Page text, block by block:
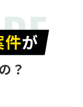
頼地域 東京都
[依頼・相談したい内
ジナル商品の開発・製
。 [必要となる数量]
？